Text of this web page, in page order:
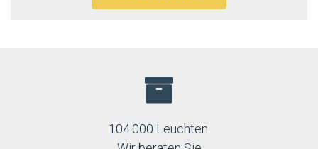
104.000 Leuchten.